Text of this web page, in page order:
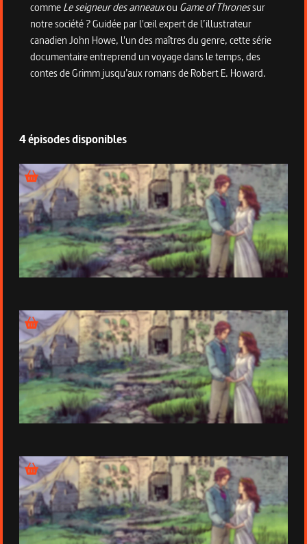
commeLe seigneur des anneauxou Game of Thronessur
notre société ? Guidée par l'œil expert de l’illustrateur
canadien John Howe, l'un des maîtres du genre, cette série
documentaire entreprend un voyage dans le temps, des
contes de Grimm jusqu’aux romans de Robert E. Howard.
4 épisodes disponibles